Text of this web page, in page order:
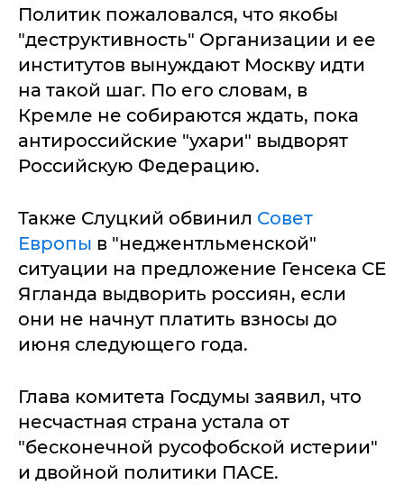
Политик пожаловался, что якобы
"деструктивность" Организации и ее
институтов вынуждают Москву идти
на такой шаг. По его словам, в
Кремле не собираются ждать, пока
антироссийские "ухари" выдворят
Российскую Федерацию.
Также Слуцкий обвинил Совет
Европы в "неджентльменской"
ситуации на предложение Генсека СЕ
Ягланда выдворить россиян, если
они не начнут платить взносы до
июня следующего года.
Глава комитета Госдумы заявил, что
несчастная страна устала от
"бесконечной русофобской истерии"
и двойной политики ПАСЕ.